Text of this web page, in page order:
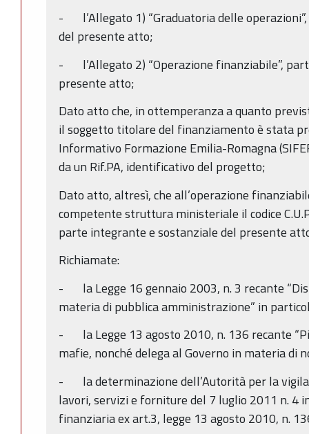
- l’Allegato 1) “Graduatoria delle
del presente atto;
- l’Allegato 2) “Operazione finanziabile”,
presente atto;
Dato atto che, in ottemperanza a quanto
il soggetto titolare del finanziamento è stata
Informativo Formazione Emilia-Romagna
da un Rif.PA, identificativo del progetto;
Dato atto, altresì, che all’operazione
competente struttura ministeriale il codice
parte integrante e sostanziale del presente
Richiamate:
- la Legge 16 gennaio 2003, n. 3 recante
materia di pubblica amministrazione” in
- la Legge 13 agosto 2010, n. 136 recante
mafie, nonché delega al Governo in materia di
- la determinazione dell’Autorità per la
lavori, servizi e forniture del 7 luglio 2011 n. 4
finanziaria ex art.3, legge 13 agosto 2010, n.